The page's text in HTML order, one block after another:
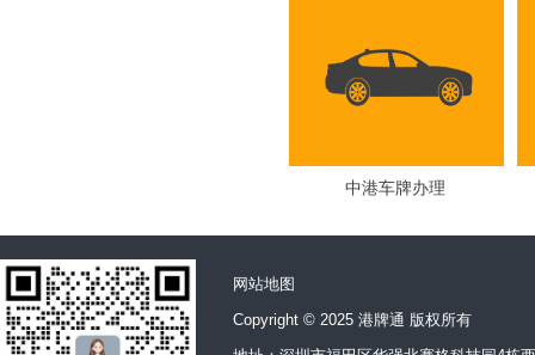
中港车牌办理
网站地图
Copyright © 2025 港牌通 版权所有